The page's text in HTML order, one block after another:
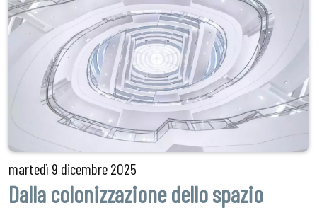
martedì 9 dicembre 2025
Dalla colonizzazione dello spazio